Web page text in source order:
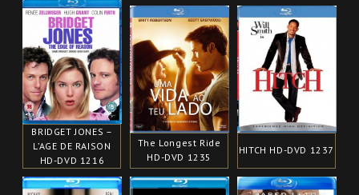
BRIDGET JONES –
L’AGE DE RAISON
HD-DVD 1216
The Longest Ride
HD-DVD 1235
HITCH HD-DVD 1237